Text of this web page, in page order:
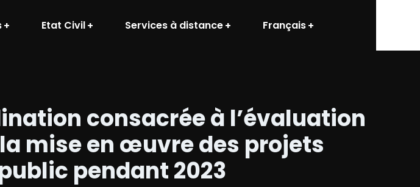
Etat Civil Services à distance Français
consacrée à l’évaluation
mise en œuvre des projets
pendant 2023